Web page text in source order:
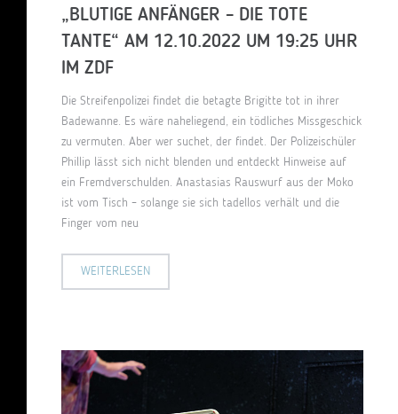
„BLUTIGE ANFÄNGER – DIE TOTE
TANTE“ AM 12.10.2022 UM 19:25 UHR
IM ZDF
Die Streifenpolizei findet die betagte Brigitte tot in ihrer
Badewanne. Es wäre naheliegend, ein tödliches Missgeschick
zu vermuten. Aber wer suchet, der findet. Der Polizeischüler
Phillip lässt sich nicht blenden und entdeckt Hinweise auf
ein Fremdverschulden. Anastasias Rauswurf aus der Moko
ist vom Tisch – solange sie sich tadellos verhält und die
Finger vom neu
WEITERLESEN